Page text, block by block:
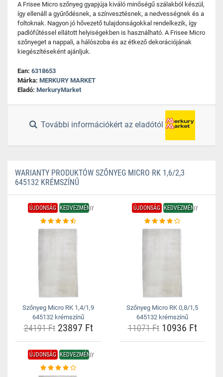
A Frisee Micro szőnyeg gyapjúja kiváló minőségű szálakból készül,
így ellenáll a gyűrődésnek, a színvesztésnek, a nedvességnek és a
foltoknak. Nagyon jó hővezető tulajdonságokkal rendelkezik, így
padlófűtéssel ellátott helyiségekben is használható. A Frisee Micro
szőnyeget a nappali, a hálószoba és az étkező dekorációjának
kiegészítéseként ajánljuk.
Ean: 6318653
Márka: MERKURY MARKET
Eladó: MerkuryMarket
További információkért az eladótól
WARIANTY PRODUKTÓW SZŐNYEG MICRO RK 1,6/2,3
645132 KRÉMSZÍNŰ
ÚJDONSÁG KEDVEZMÉNY
Szőnyeg Micro RK 1,4/1,9
645132 krémszínű
24191 Ft23897 Ft
ÚJDONSÁG KEDVEZMÉNY
Szőnyeg Micro RK 0,8/1,5
645132 krémszínű
11071 Ft10936 Ft
ÚJDONSÁG KEDVEZMÉNY